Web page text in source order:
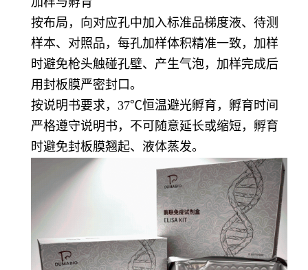
按布局，向对应孔中加入标准品梯度液、待测
样本、对照品，每孔加样体积精准一致，加样
时避免枪头触碰孔壁、产生气泡，加样完成后
用封板膜严密封口。
按说明书要求，37℃恒温避光孵育，孵育时间
严格遵守说明书，不可随意延长或缩短，孵育
时避免封板膜翘起、液体蒸发。